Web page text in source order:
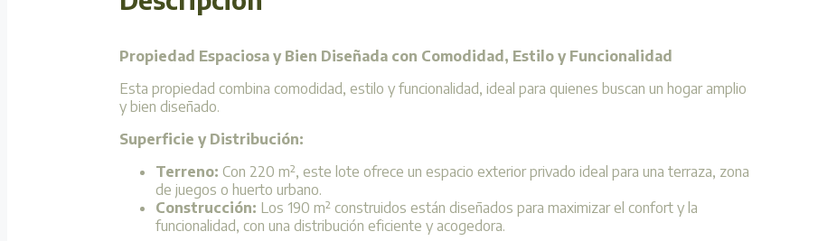
Propiedad Espaciosa y Bien Diseñada con Comodidad, Estilo y Funcionalidad
Esta propiedad combina comodidad, estilo y funcionalidad, ideal para quienes buscan un hogar amplio
y bien diseñado.
Superficie y Distribución:
Terreno: Con 220 m², este lote ofrece un espacio exterior privado ideal para una terraza, zona
de juegos o huerto urbano.
Construcción: Los 190 m² construidos están diseñados para maximizar el confort y la
funcionalidad, con una distribución eficiente y acogedora.